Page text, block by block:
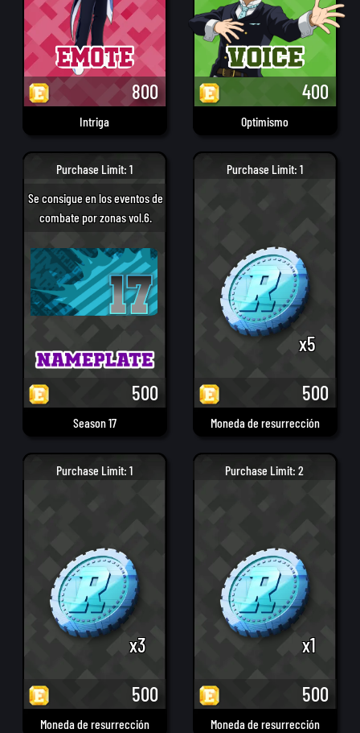
Intriga
800
Optimismo
400
Season 17
Se consigue en los eventos de
combate por zonas vol.6.
Purchase Limit: 1
500
Moneda de resurrección
x5
Purchase Limit: 1
500
Moneda de resurrección
x3
Purchase Limit: 1
500
Moneda de resurrección
x1
Purchase Limit: 2
500